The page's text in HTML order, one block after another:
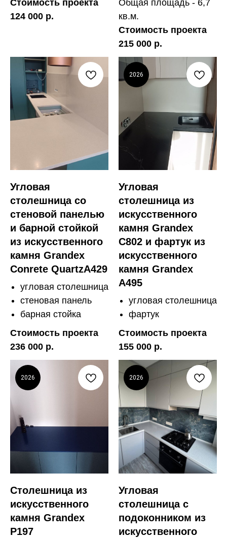
Стоимость проекта
124 000 р.
Общая площадь - 6,7
кв.м.
Стоимость проекта
215 000 р.
Угловая
столешница со
стеновой панелью
и барной стойкой
из искусственного
камня Grandex
Conrete QuartzA429
угловая столешница
стеновая панель
барная стойка
Стоимость проекта
236 000 р.
2026
Угловая
столешница из
искусственного
камня Grandex
C802 и фартук из
искусственного
камня Grandex
A495
угловая столешница
фартук
Стоимость проекта
155 000 р.
2026
Столешница из
искусственного
камня Grandex
P197
2026
Угловая
столешница с
подоконником из
искусственного